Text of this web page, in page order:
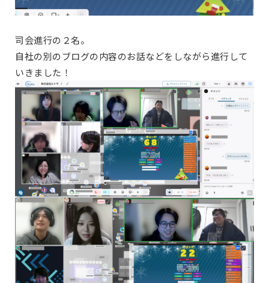
司会進行の２名。
自社の別のブログの内容のお話などをしながら進行して
いきました！